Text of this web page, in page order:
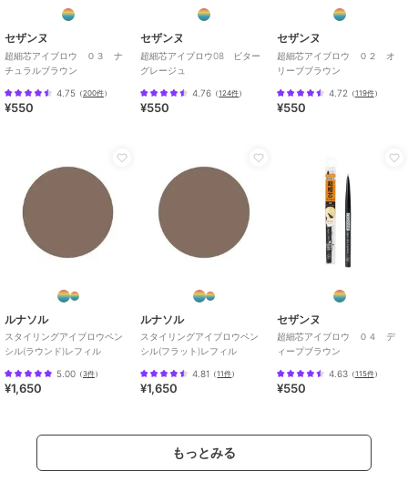
セザンヌ
超細芯アイブロウ ０３ ナ
チュラルブラウン
4.75 （200件）
¥550
セザンヌ
超細芯アイブロウ08 ビター
グレージュ
4.76 （124件）
¥550
セザンヌ
超細芯アイブロウ ０２ オ
リーブブラウン
4.72 （119件）
¥550
ルナソル
スタイリングアイブロウペン
シル(ラウンド)レフィル
5.00 （3件）
¥1,650
ルナソル
スタイリングアイブロウペン
シル(フラット)レフィル
4.81 （11件）
¥1,650
セザンヌ
超細芯アイブロウ ０４ デ
ィープブラウン
4.63（115件）
¥550
もっとみる